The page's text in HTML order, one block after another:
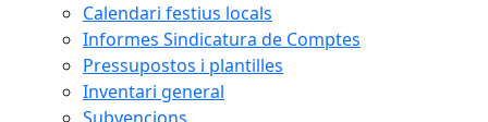
Calendari festius locals
Informes Sindicatura de Comptes
Pressupostos i plantilles
Inventari general